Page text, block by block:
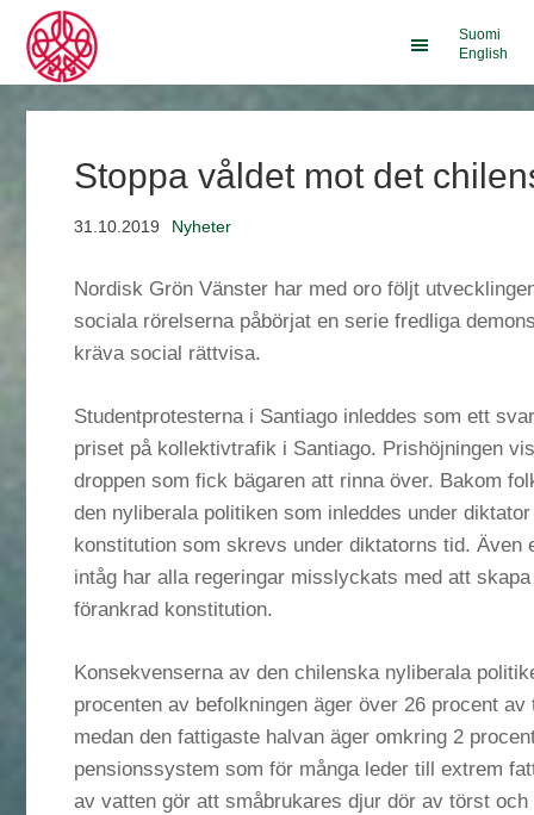
Suomi
English
Stoppa våldet mot det
31.10.2019 Nyheter
Nordisk Grön Vänster har med oro följt
sociala rörelserna påbörjat en serie fredliga
kräva social rättvisa.
Studentprotesterna i Santiago inleddes som ett
priset på kollektivtrafik i Santiago. Prishöjningen
droppen som fick bägaren att rinna över. Bakom
den nyliberala politiken som inleddes under
konstitution som skrevs under diktatorns tid. Även
intåg har alla regeringar misslyckats med att
förankrad konstitution.
Konsekvenserna av den chilenska nyliberala
procenten av befolkningen äger över 26 procent
medan den fattigaste halvan äger omkring 2
pensionssystem som för många leder till extrem
av vatten gör att småbrukares djur dör av törst